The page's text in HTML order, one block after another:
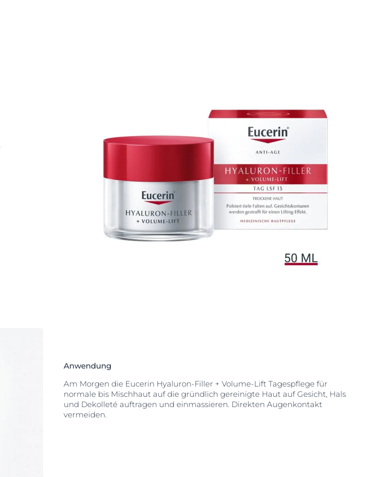
Anwendung
Am Morgen die Eucerin Hyaluron-Filler + Volume-Lift Tagespflege für
normale bis Mischhaut auf die gründlich gereinigte Haut auf Gesicht, Hals
und Dekolleté auftragen und einmassieren. Direkten Augenkontakt
vermeiden.